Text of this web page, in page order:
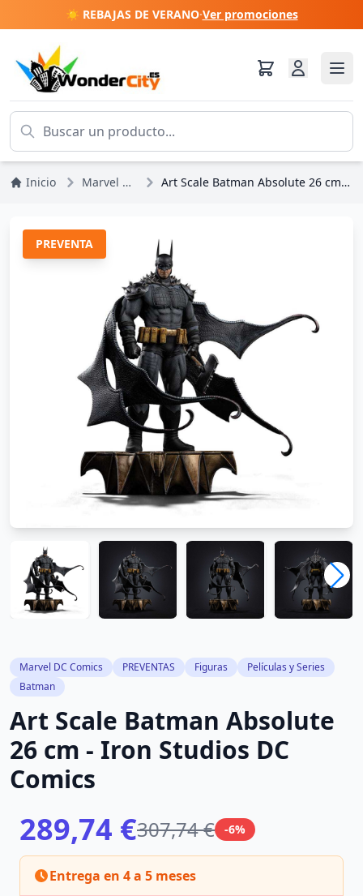
☀️ REBAJAS DE VERANO·Ver promociones
Inicio Marvel DC Comics Art Scale Batman Absolute 26 cm - Iron Studios DC Comics
PREVENTA
Marvel DC Comics PREVENTAS Figuras
Películas y Series
Batman
Art Scale Batman Absolute
26 cm - Iron Studios DC
Comics
289,74 €307,74 € -6%
Entrega en 4 a 5 meses